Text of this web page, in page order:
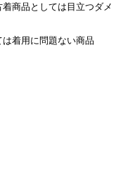
商品としては目立つダメ
着用に問題ない商品